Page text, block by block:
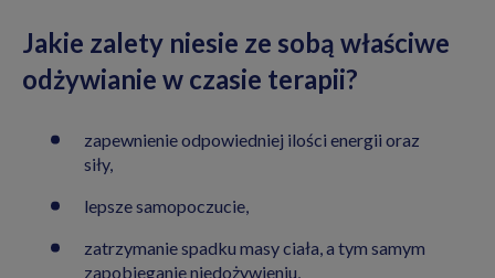
Jakie zalety niesie ze sobą właściwe
odżywianie w czasie terapii?
zapewnienie odpowiedniej ilości energii oraz
siły,
lepsze samopoczucie,
zatrzymanie spadku masy ciała, a tym samym
zapobieganie niedożywieniu,